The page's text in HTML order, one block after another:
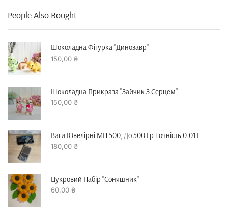
People Also Bought
Шоколадна Фігурка "динозавр"
150,00 ₴
Шоколадна Прикраза "зайчик З Серцем"
150,00 ₴
Ваги Ювелірні MH 500, До 500 Гр Точність 0.01 Г
180,00 ₴
Цукровий Набір "Соняшник"
60,00 ₴